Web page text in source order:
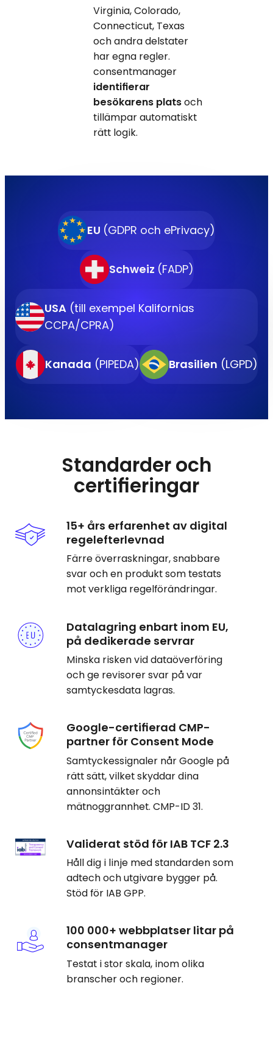
Virginia, Colorado,
Connecticut, Texas
och andra delstater
har egna regler.
consentmanager
identifierar
besökarens platsoch
tillämpar automatiskt
rätt logik.
EU (GDPR och ePrivacy)
Schweiz (FADP)
USA(till exempel Kalifornias
CCPA/CPRA)
Kanada (PIPEDA) Brasilien (LGPD)
Standarder och
certifieringar
15+ års erfarenhet av digital
regelefterlevnad
Färre överraskningar, snabbare
svar och en produkt som testats
mot verkliga regelförändringar.
Datalagring enbart inom EU,
på dedikerade servrar
Minska risken vid dataöverföring
och ge revisorer svar på var
samtyckesdata lagras.
Google-certifierad CMP-
partner för Consent Mode
Samtyckessignaler når Google på
rätt sätt, vilket skyddar dina
annonsintäkter och
mätnoggrannhet. CMP-ID 31.
Validerat stöd för IAB TCF 2.3
Håll dig i linje med standarden som
adtech och utgivare bygger på.
Stöd för IAB GPP.
100 000+ webbplatser litar på
consentmanager
Testat i stor skala, inom olika
branscher och regioner.